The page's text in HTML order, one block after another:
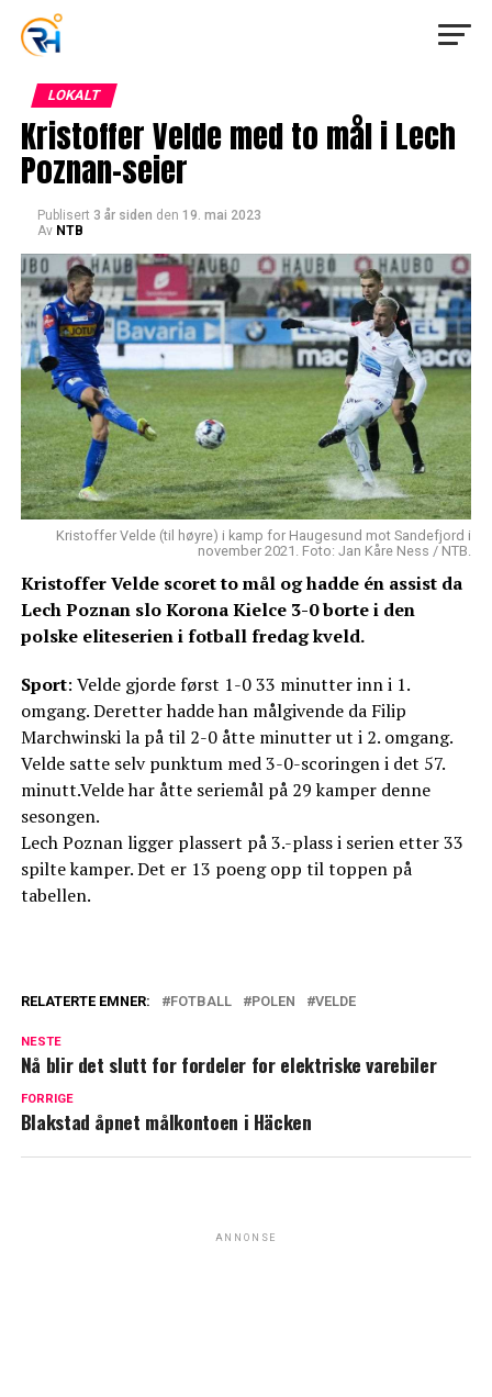
LOKALT
Kristoffer Velde med to mål i Lech
Poznan-seier
Publisert 3 år siden den 19. mai 2023
Av NTB
Kristoffer Velde (til høyre) i kamp for Haugesund mot Sandefjord i
november 2021. Foto: Jan Kåre Ness / NTB.
Kristoffer Velde scoret to mål og hadde én assist da
Lech Poznan slo Korona Kielce 3-0 borte i den
polske eliteserien i fotball fredag kveld.
Sport: Velde gjorde først 1-0 33 minutter inn i 1.
omgang. Deretter hadde han målgivende da Filip
Marchwinski la på til 2-0 åtte minutter ut i 2. omgang.
Velde satte selv punktum med 3-0-scoringen i det 57.
minutt.Velde har åtte seriemål på 29 kamper denne
sesongen.
Lech Poznan ligger plassert på 3.-plass i serien etter 33
spilte kamper. Det er 13 poeng opp til toppen på
tabellen.
RELATERTE EMNER: FOTBALL POLEN VELDE
NESTE
Nå blir det slutt for fordeler for elektriske varebiler
FORRIGE
Blakstad åpnet målkontoen i Häcken
ANNONSE